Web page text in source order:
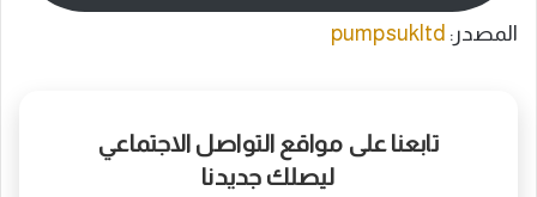
المصدر: pumpsukltd
تابعنا على مواقع التواصل الاجتماعي
ليصلك جديدنا